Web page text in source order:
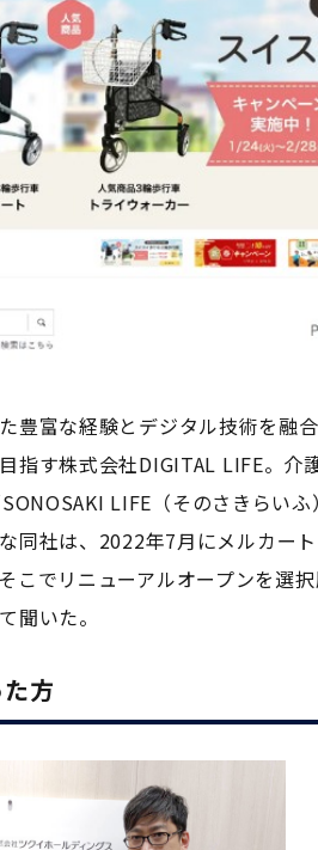
豊富な経験とデジタル技術を融
指す株式会社DIGITAL LIFE。
LIFE（そのさきらい
同社は、2022年7月にメルカー
こでリニューアルオープンを選
聞いた。
方